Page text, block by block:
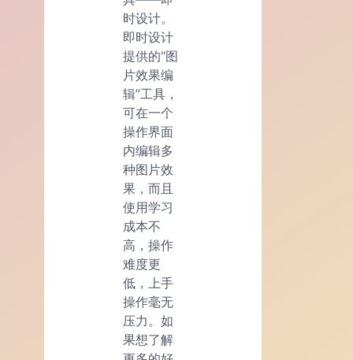
时设计。
即时设计
提供的“图
片效果编
辑”工具，
可在一个
操作界面
内编辑多
种图片效
果，而且
使用学习
成本不
高，操作
难度更
低，上手
操作毫无
压力。如
果想了解